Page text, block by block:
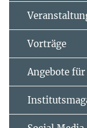
Vorträge
Angebote